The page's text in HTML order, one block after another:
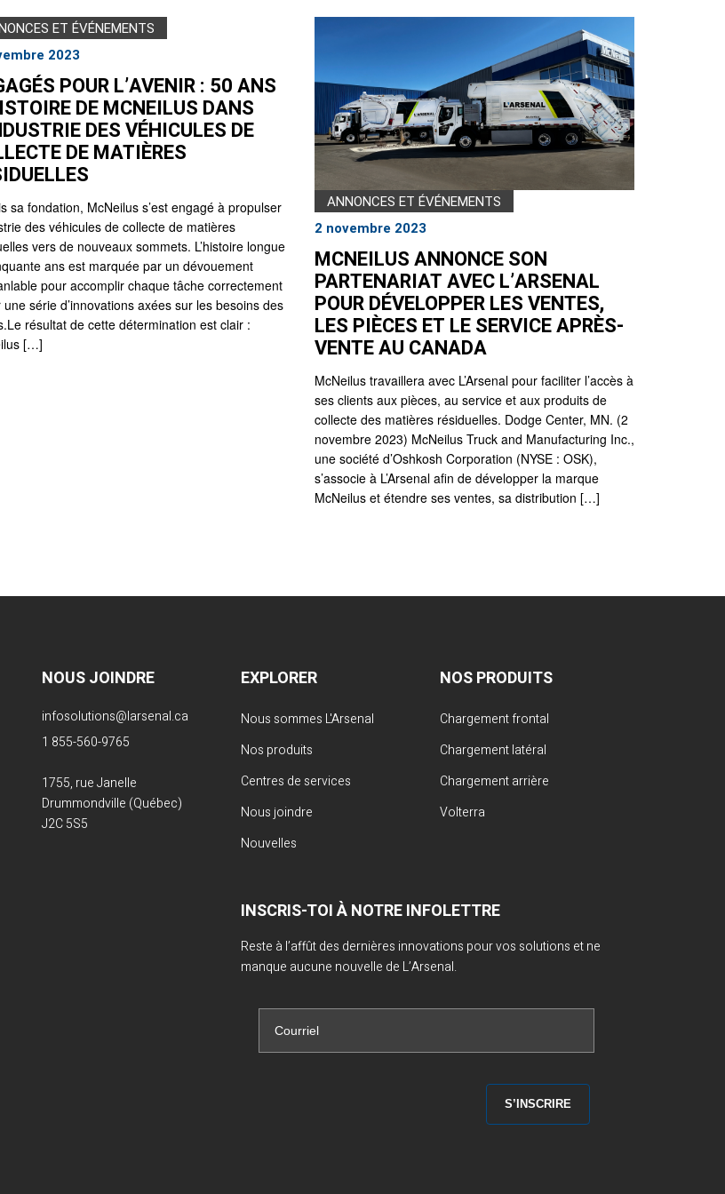
ET ÉVÉNEMENTS
2023
POUR L’AVENIR : 50 ANS
DE MCNEILUS DANS
DES VÉHICULES DE
DE MATIÈRES
sa fondation, McNeilus s’est engagé à propulser
des véhicules de collecte de matières
vers de nouveaux sommets. L’histoire longue
ans est marquée par un dévouement
pour accomplir chaque tâche correctement
série d’innovations axées sur les besoins des
résultat de cette détermination est clair :
[…]
ANNONCES ET ÉVÉNEMENTS
2 novembre 2023
MCNEILUS ANNONCE SON
PARTENARIAT AVEC L’ARSENAL
POUR DÉVELOPPER LES VENTES,
LES PIÈCES ET LE SERVICE APRÈS-
VENTE AU CANADA
McNeilus travaillera avec L’Arsenal pour faciliter l’accès à
ses clients aux pièces, au service et aux produits de
collecte des matières résiduelles. Dodge Center, MN. (2
novembre 2023) McNeilus Truck and Manufacturing Inc.,
une société d’Oshkosh Corporation (NYSE : OSK),
s’associe à L’Arsenal afin de développer la marque
McNeilus et étendre ses ventes, sa distribution […]
NOUS JOINDRE
infosolutions@larsenal.ca
1 855-560-9765
1755, rue Janelle
Drummondville (Québec)
J2C 5S5
EXPLORER
Nous sommes L'Arsenal
Nos produits
Centres de services
Nous joindre
Nouvelles
NOS PRODUITS
Chargement frontal
Chargement latéral
Chargement arrière
Volterra
INSCRIS-TOI À NOTRE INFOLETTRE
Reste à l’affût des dernières innovations pour vos solutions et ne
manque aucune nouvelle de L’Arsenal.